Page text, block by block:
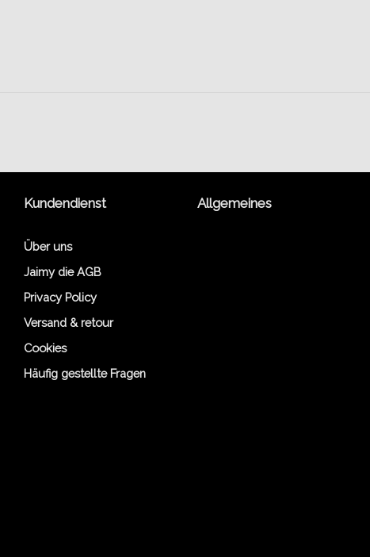
Kundendienst
Über uns
Jaimy die AGB
Privacy Policy
Versand & retour
Cookies
Häufig gestellte Fragen
Allgemeines